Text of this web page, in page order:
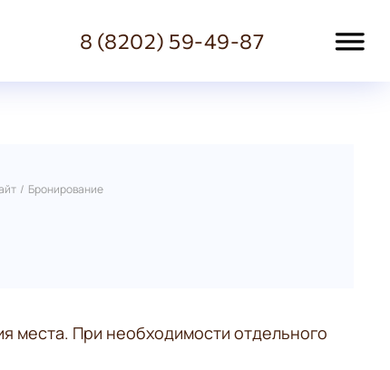
8 (8202) 59-49-87
Звонок или онлайн-чат
/ Бронирование
места. При необходимости отдельного